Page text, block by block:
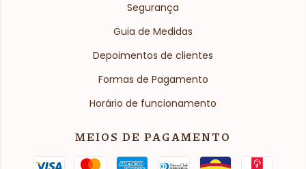
Segurança
Guia de Medidas
Depoimentos de clientes
Formas de Pagamento
Horário de funcionamento
MEIOS DE PAGAMENTO